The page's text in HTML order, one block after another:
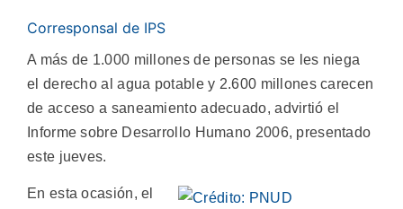
Corresponsal de IPS
A más de 1.000 millones de personas se les niega
el derecho al agua potable y 2.600 millones carecen
de acceso a saneamiento adecuado, advirtió el
Informe sobre Desarrollo Humano 2006, presentado
este jueves.
En esta ocasión, el